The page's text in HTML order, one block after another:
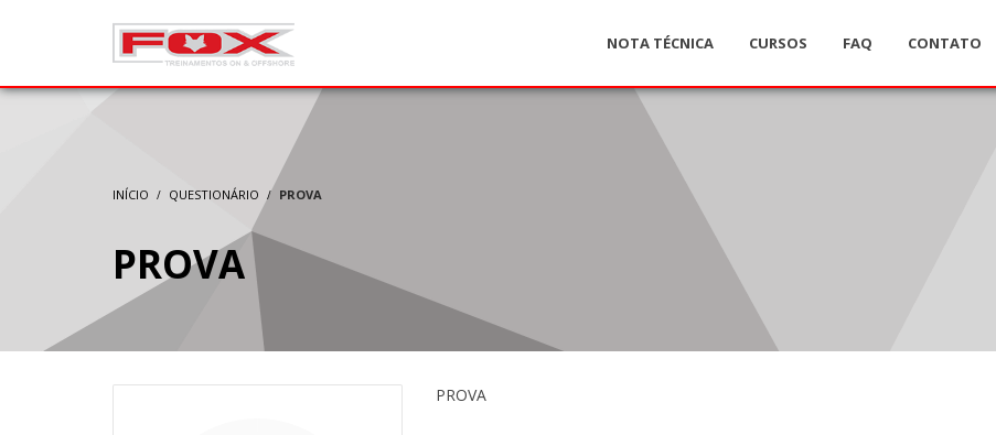
NOTA TÉCNICA CURSOS FAQ CONTATO
INÍCIO QUESTIONÁRIO PROVA
PROVA
PROVA